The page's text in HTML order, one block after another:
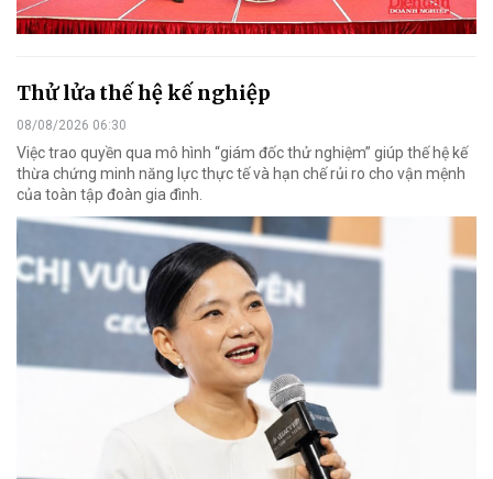
Thử lửa thế hệ kế nghiệp
08/08/2026 06:30
Việc trao quyền qua mô hình “giám đốc thử nghiệm” giúp thế hệ kế
thừa chứng minh năng lực thực tế và hạn chế rủi ro cho vận mệnh
của toàn tập đoàn gia đình.